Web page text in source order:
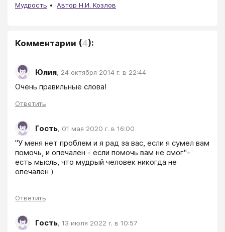
Мудрость Автор Н.И. Козлов
Комментарии (4):
Юлия, 24 октября 2014 г. в 22:44
Очень правильные слова!
Ответить
Гость, 01 мая 2020 г. в 16:00
"У меня нет проблем и я рад за вас, если я сумел вам
помочь, и опечален - если помочь вам не смог"-
есть мысль, что мудрый человек никогда не
опечален )
Ответить
Гость, 13 июля 2022 г. в 10:57